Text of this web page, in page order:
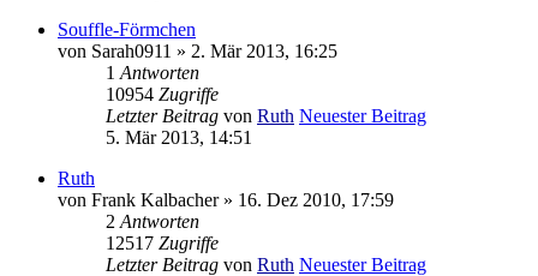
Souffle-Förmchen
von Sarah0911 » 2. Mär 2013, 16:25
1 Antworten
10954 Zugriffe
Letzter Beitrag von Ruth Neuester Beitrag
5. Mär 2013, 14:51
Ruth
von Frank Kalbacher» 16. Dez 2010, 17:59
2 Antworten
12517 Zugriffe
Letzter Beitrag von Ruth Neuester Beitrag